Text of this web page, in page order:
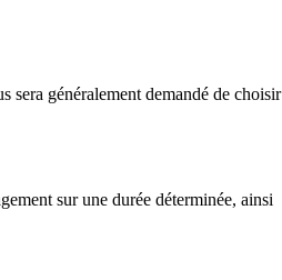
sera généralement demandé de choisir
sur une durée déterminée, ainsi